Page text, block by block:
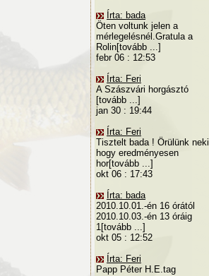
Írta: bada
Öten voltunk jelen a
mérlegelésnél.Gratula a
Rolin[tovább ...]
febr 06 : 12:53
Írta: Feri
A Szászvári horgásztó
[tovább ...]
jan 30 : 19:44
Írta: Feri
Tisztelt bada ! Örülünk neki
hogy eredményesen
hor[tovább ...]
okt 06 : 17:43
Írta: bada
2010.10.01.-én 16 órától
2010.10.03.-én 13 óráig
1[tovább ...]
okt 05 : 12:52
Írta: Feri
Papp Péter H.E.tag